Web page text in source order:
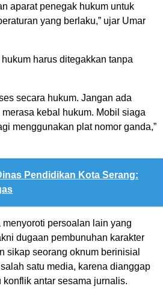
aparat penegak hukum untuk
yang berlaku,” ujar Umar
harus ditegakkan tanpa
secara hukum. Jangan ada
kebal hukum. Mobil siaga
menggunakan plat nomor ganda,”
Pendidikan Kota Serang:
persoalan lain yang
dugaan pembunuhan karakter
sikap seorang oknum berinisial
satu media, karena dianggap
antar sesama jurnalis.